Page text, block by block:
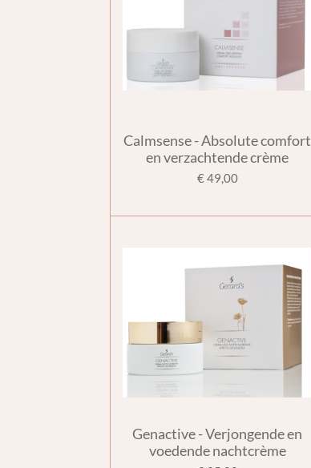
Calmsense - Absolute comfort
en verzachtende crème
€ 49,00
Genactive - Verjongende en
voedende nachtcrème